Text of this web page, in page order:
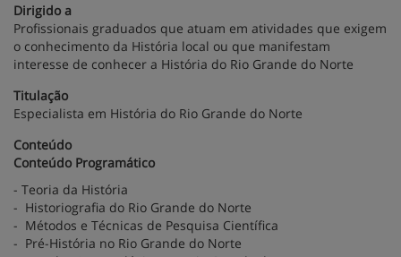
Dirigido a
Profissionais graduados que atuam em atividades que exigem
o conhecimento da História local ou que manifestam
interesse de conhecer a História do Rio Grande do Norte
Titulação
Especialista em História do Rio Grande do Norte
Conteúdo
Conteúdo Programático
- Teoria da História
- Historiografia do Rio Grande do Norte
- Métodos e Técnicas de Pesquisa Científica
- Pré-História no Rio Grande do Norte